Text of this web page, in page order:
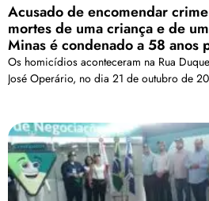
Acusado de encomendar
mortes de uma criança e de
Minas é condenado a 58 anos
Os homicídios aconteceram na Rua
José Operário, no dia 21 de outubro de